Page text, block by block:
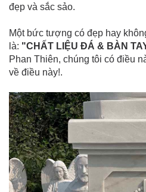
đẹp và sắc sảo.
Một bức tượng có đẹp hay
là: "CHẤT LIỆU ĐÁ & BÀN
Phan Thiên, chúng tôi có điều
về điều này!.